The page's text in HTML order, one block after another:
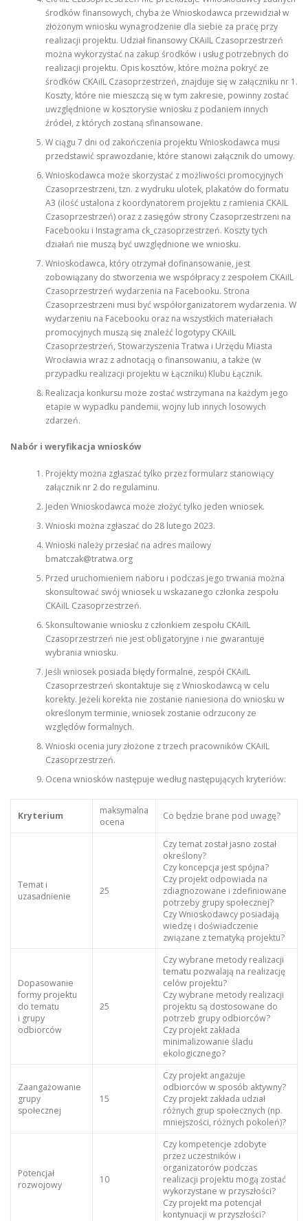
środków finansowych, chyba że Wnioskodawca przewidział w
złożonym wniosku wynagrodzenie dla siebie za pracę przy
realizacji projektu. Udział finansowy CKAiIL Czasoprzestrzeń
można wykorzystać na zakup środków i usług potrzebnych do
realizacji projektu. Opis kosztów, które można pokryć ze
środków CKAiIL Czasoprzestrzeń, znajduje się w załączniku nr 1.
Koszty, które nie mieszczą się w tym zakresie, powinny zostać
uwzględnione w kosztorysie wniosku z podaniem innych
źródeł, z których zostaną sfinansowane.
W ciągu 7 dni od zakończenia projektu Wnioskodawca musi
przedstawić sprawozdanie, które stanowi załącznik do umowy.
Wnioskodawca może skorzystać z możliwości promocyjnych
Czasoprzestrzeni, tzn. z wydruku ulotek, plakatów do formatu
A3 (ilość ustalona z koordynatorem projektu z ramienia CKAIL
Czasoprzestrzeń) oraz z zasięgów strony Czasoprzestrzeni na
Facebooku i Instagrama ck_czasoprzestrzeń. Koszty tych
działań nie muszą być uwzględnione we wniosku.
Wnioskodawca, który otrzymał dofinansowanie, jest
zobowiązany do stworzenia we współpracy z zespołem CKAiIL
Czasoprzestrzeń wydarzenia na Facebooku. Strona
Czasoprzestrzeni musi być współorganizatorem wydarzenia. W
wydarzeniu na Facebooku oraz na wszystkich materiałach
promocyjnych muszą się znaleźć logotypy CKAiIL
Czasoprzestrzeń, Stowarzyszenia Tratwa i Urzędu Miasta
Wrocławia wraz z adnotacją o finansowaniu, a także (w
przypadku realizacji projektu w Łączniku) Klubu Łącznik.
Realizacja konkursu może zostać wstrzymana na każdym jego
etapie w wypadku pandemii, wojny lub innych losowych
zdarzeń.
Nabór i weryfikacja wniosków
Projekty można zgłaszać tylko przez formularz stanowiący
załącznik nr 2 do regulaminu.
Jeden Wnioskodawca może złożyć tylko jeden wniosek.
Wnioski można zgłaszać do 28 lutego 2023.
Wnioski należy przesłać na adres mailowy
bmatczak@tratwa.org
Przed uruchomieniem naboru i podczas jego trwania można
skonsultować swój wniosek u wskazanego członka zespołu
CKAiIL Czasoprzestrzeń.
Skonsultowanie wniosku z członkiem zespołu CKAiIL
Czasoprzestrzeń nie jest obligatoryjne i nie gwarantuje
wybrania wniosku.
Jeśli wniosek posiada błędy formalne, zespół CKAiIL
Czasoprzestrzeń skontaktuje się z Wnioskodawcą w celu
korekty. Jeżeli korekta nie zostanie naniesiona do wniosku w
określonym terminie, wniosek zostanie odrzucony ze
względów formalnych.
Wnioski ocenia jury złożone z trzech pracowników CKAiIL
Czasoprzestrzeń.
Ocena wniosków następuje według następujących kryteriów:
Kryterium
maksymalna
ocena
Co będzie brane pod uwagę?
Temat i
uzasadnienie
25
Czy temat został jasno został
określony?
Czy koncepcja jest spójna?
Czy projekt odpowiada na
zdiagnozowane i zdefiniowane
potrzeby grupy społecznej?
Czy Wnioskodawcy posiadają
wiedzę i doświadczenie
związane z tematyką projektu?
Dopasowanie
formy projektu
do tematu
i grupy
odbiorców
25
Czy wybrane metody realizacji
tematu pozwalają na realizację
celów projektu?
Czy wybrane metody realizacji
projektu są dostosowane do
potrzeb grupy odbiorców?
Czy projekt zakłada
minimalizowanie śladu
ekologicznego?
Zaangażowanie
grupy
społecznej
15
Czy projekt angażuje
odbiorców w sposób aktywny?
Czy projekt zakłada udział
różnych grup społecznych (np.
mniejszości, różnych pokoleń)?
Potencjał
rozwojowy
10
Czy kompetencje zdobyte
przez uczestników i
organizatorów podczas
realizacji projektu mogą zostać
wykorzystane w przyszłości?
Czy projekt ma potencjał
kontynuacji w przyszłości?